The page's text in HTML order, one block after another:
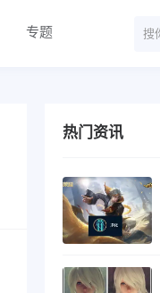
专题
热门资讯